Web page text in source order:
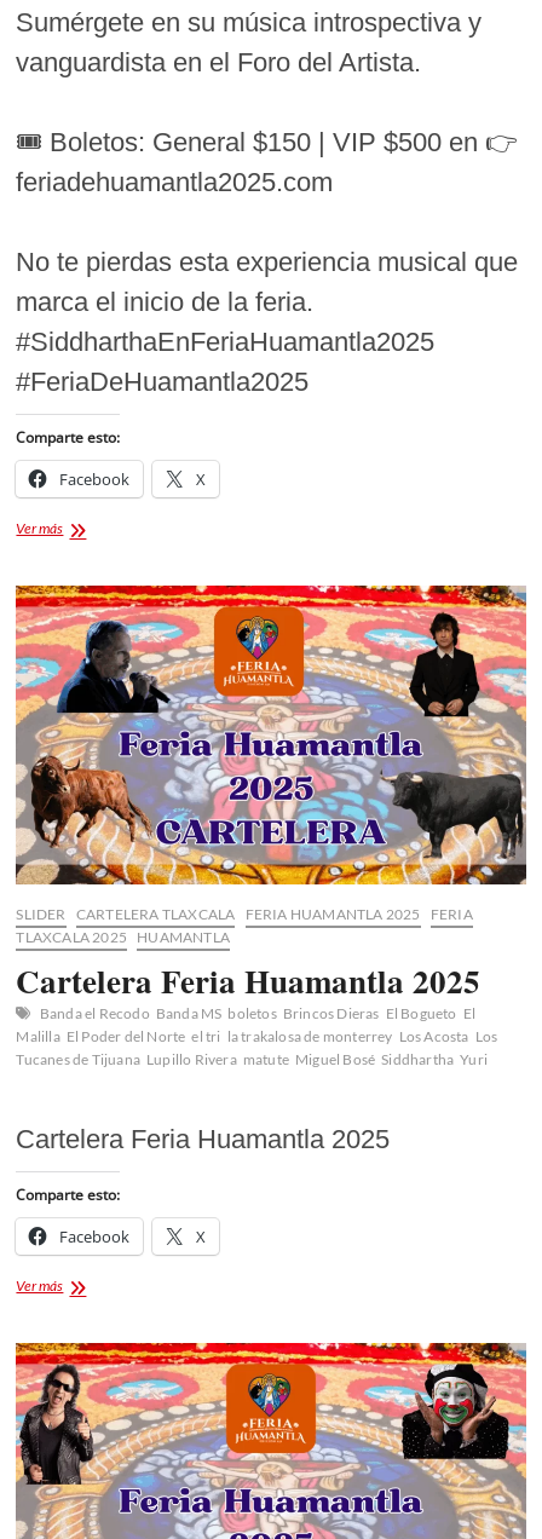
Sumérgete en su música introspectiva y
vanguardista en el Foro del Artista.
🎟️ Boletos: General $150 | VIP $500 en 👉
feriadehuamantla2025.com
No te pierdas esta experiencia musical que
marca el inicio de la feria.
#SiddharthaEnFeriaHuamantla2025
#FeriaDeHuamantla2025
Comparte esto:
Facebook X
Ver másSiddhartha
Huamantla
2025
SLIDER CARTELERA TLAXCALA FERIA HUAMANTLA 2025
FERIA
TLAXCALA 2025
HUAMANTLA
Cartelera Feria Huamantla 2025
Banda el Recodo Banda MS boletos Brincos Dieras El Bogueto El
Malilla El Poder del Norte el tri la trakalosa de monterrey Los Acosta Los
Tucanes de Tijuana Lupillo Rivera matute Miguel Bosé Siddhartha Yuri
Cartelera Feria Huamantla 2025
Comparte esto:
Facebook X
Ver másCartelera
2025